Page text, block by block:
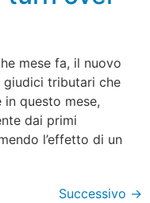
mese fa, il nuovo
tributari che
questo mese,
dai primi
l’effetto di un
Successivo →